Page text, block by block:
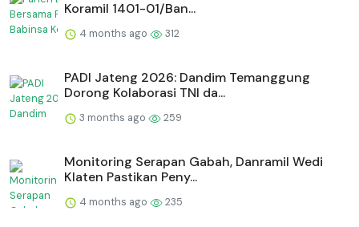
Koramil 1401-01/Ban...
4 months ago 312
PADI Jateng 2026: Dandim Temanggung
Dorong Kolaborasi TNI da...
3 months ago 259
Monitoring Serapan Gabah, Danramil Wedi
Klaten Pastikan Peny...
4 months ago 235